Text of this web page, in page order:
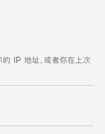
IP 地址，或者你在上次